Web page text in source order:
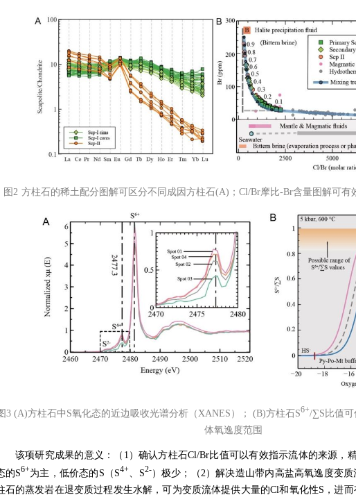
图 2 方柱石 的稀土配分图解可区分不同成因方柱石(A) ； Cl/Br摩比-Br含量图解可有
3 (A)方柱石中 S氧化态的近边吸收光谱分析（ XANES ） ； (B)方柱石S6+/∑S 比值
体氧逸度范围
该项研究成果的意义：（ 1 ）确认方柱石Cl/Br比值可以有效指示流体的来源 ，
的S6+为主，低价态的 S （ S4+、 S2-） 极少 ； （2）解决造山带内高盐高氧逸度变
石的蒸发岩在退变质过程发生水解，可为变质流体提供大量的Cl和氧化性S ，进